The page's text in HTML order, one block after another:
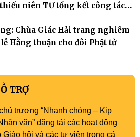
niên TƯ tổng kết công tác
Chùa Giác Hải trang nghiêm
Hằng thuận cho đôi Phật tử
TRỢ
trương “Nhanh chóng – Kịp
văn” đăng tải các hoạt động
Giáo hội và các tự viện trong cả